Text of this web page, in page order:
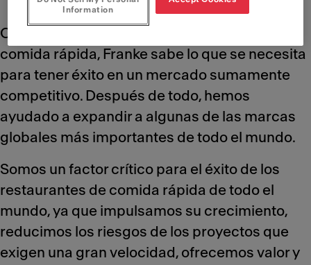
Con más de cincuenta años en el sector de la
comida rápida, Franke sabe lo que se necesita
para tener éxito en un mercado sumamente
competitivo. Después de todo, hemos
ayudado a expandir a algunas de las marcas
globales más importantes de todo el mundo.
Somos un factor crítico para el éxito de los
restaurantes de comida rápida de todo el
mundo, ya que impulsamos su crecimiento,
reducimos los riesgos de los proyectos que
exigen una gran velocidad, ofrecemos valor y
Information